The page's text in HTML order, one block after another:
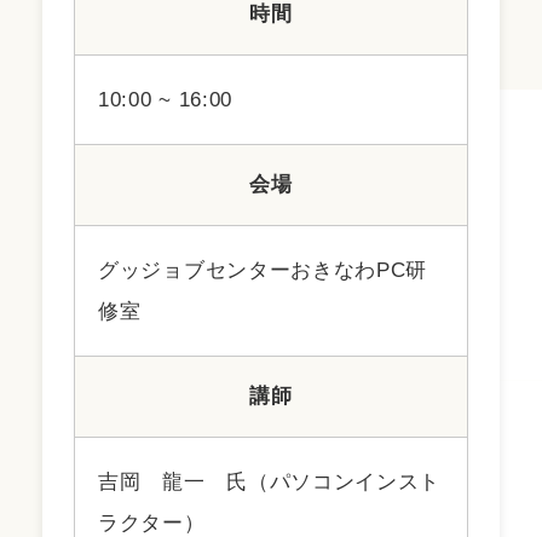
時間
10:00 ~ 16:00
会場
グッジョブセンターおきなわPC研
修室
講師
吉岡 龍一 氏（パソコンインスト
ラクター）